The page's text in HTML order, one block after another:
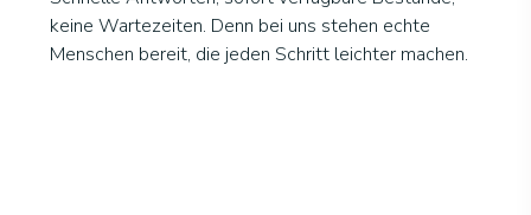
keine Wartezeiten. Denn bei uns stehen echte
Menschen bereit, die jeden Schritt leichter machen.